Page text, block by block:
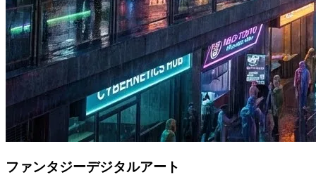
ファンタジーデジタルアート